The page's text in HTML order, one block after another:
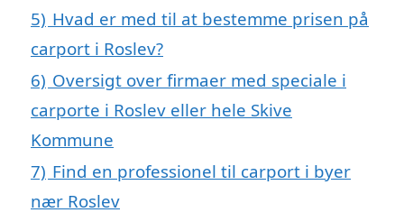
5) Hvad er med til at bestemme prisen på
carport i Roslev?
6) Oversigt over firmaer med speciale i
carporte i Roslev eller hele Skive
Kommune
7) Find en professionel til carport i byer
nær Roslev